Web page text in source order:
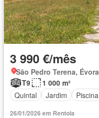
3 990 €/mês
São Pedro Terena, Évora
T9
1 000 m²
Quintal
Jardim Piscina
26/01/2026 em Rentola